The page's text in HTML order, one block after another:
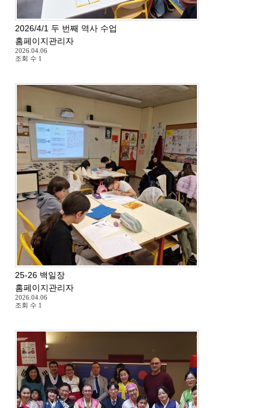
2026/4/1 두 번째 역사 수업
홈페이지관리자
2026.04.06
조회 수 1
25-26 백일장
홈페이지관리자
2026.04.06
조회 수 1